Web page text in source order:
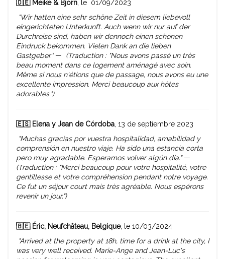
🇩🇪 Meike & Björn, le 01/09/2023
"Wir hatten eine sehr schöne Zeit in diesem liebevoll
eingerichteten Unterkunft. Auch wenn wir nur auf der
Durchreise sind, haben wir dennoch einen schönen
Eindruck bekommen. Vielen Dank an die lieben
Gastgeber."— (Traduction : "Nous avons passé un très
beau moment dans ce logement aménagé avec soin.
Même si nous n'étions que de passage, nous avons eu une
excellente impression. Merci beaucoup aux hôtes
adorables.")
🇪🇸 Elena y Jean de Córdoba, 13 de septiembre 2023
"Muchas gracias por vuestra hospitalidad, amabilidad y
comprensión en nuestro viaje. Ha sido una estancia corta
pero muy agradable. Esperamos volver algún día."—
(Traduction : "Merci beaucoup pour votre hospitalité, votre
gentillesse et votre compréhension pendant notre voyage.
Ce fut un séjour court mais très agréable. Nous espérons
revenir un jour.")
🇧🇪 Éric, Neufchâteau, Belgique, le 10/03/2024
"Arrived at the property at 18h, time for a drink at the city, I
was very well received. Marie-Ange and Jean-Luc's